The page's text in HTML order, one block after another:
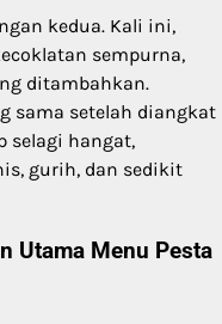
kedua. Kali ini,
sempurna,
ditambahkan.
sama setelah diangkat
selagi hangat,
gurih, dan sedikit
Utama Menu Pesta